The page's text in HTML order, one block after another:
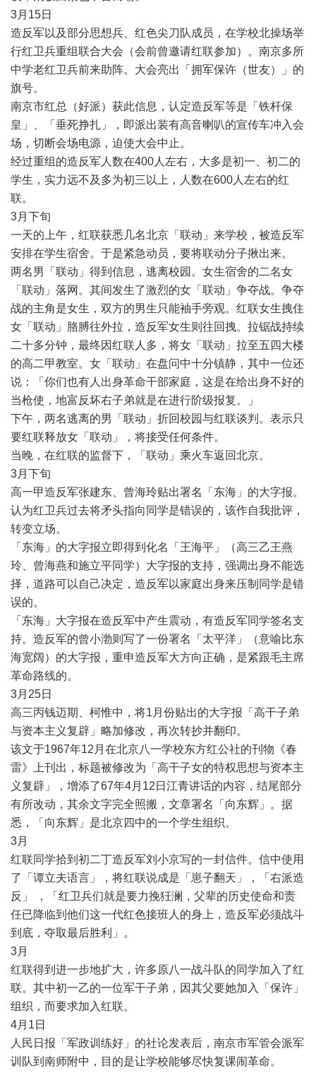
3月 15日
造反军以及部分思想兵、红色尖刀队成员，在学校北操场举
行红卫兵重组联合大会（会前曾邀请红联参加）。南京多所
中学老红卫兵前来助阵。大会亮出「拥军保许（世友）」的
旗号。
南京市红总（好派）获此信息，认定造反军等是「铁杆保
皇」、「垂死挣扎」，即派出装有高音喇叭的宣传车冲入会
场，切断会场电源，迫使大会中止。
经过重组的造反军人数在400 人左右，大多是初一、初二的
学生，实力远不及多为初三以上，人数在600 人左右的红
联。
3月下旬
一天的上午，红联获悉几名北京「联动」来学校，被造反军
安排在学生宿舍。于是紧急动员，要将联动分子揪出来。
两名男「联动」得到信息，逃离校园。女生宿舍的二名女
「联动」落网。其间发生了激烈的女「联动」争夺战。争夺
战的主角是女生，双方的男生只能袖手旁观。红联女生拽住
女「联动」胳膊往外拉，造反军女生则往回拽。拉锯战持续
二十多分钟，最终因红联人多，将女「联动」拉至五四大楼
的高二甲教室。女「联动」在盘问中十分镇静，其中一位还
说：「你们也有人出身革命干部家庭，这是在给出身不好的
当枪使，地富反坏右子弟就是在进行阶级报复。」
下午，两名逃离的男「联动」折回校园与红联谈判。表示只
要红联释放女「联动」，将接受任何条件。
当晚，在红联的监督下，「联动」乘火车返回北京。
3月下旬
高一甲造反军张建东、曾海玲贴出署名「东海」的大字报。
认为红卫兵过去将矛头指向同学是错误的，该作自我批评，
转变立场。
「东海」的大字报立即得到化名「王海平」（高三乙王燕
玲、曾海燕和施立平同学）大字报的支持，强调出身不能选
择，道路可以自己决定，造反军以家庭出身来压制同学是错
误的。
「东海」大字报在造反军中产生震动，有造反军同学签名支
持。造反军的曾小渤则写了一份署名「太平洋」（意喻比东
海宽阔）的大字报，重申造反军大方向正确，是紧跟毛主席
革命路线的。
3月 25日
高三丙钱迈期、柯惟中，将1 月份贴出的大字报「高干子弟
与资本主义复辟」略加修改，再次转抄并翻印。
该文于1967年12 月在北京八一学校东方红公社的刊物《春
雷》上刊出，标题被修改为「高干子女的特权思想与资本主
义复辟」，增添了67年4月 12 日江青讲话的内容，结尾部分
有所改动，其余文字完全照搬，文章署名「向东辉」。据
悉，「向东辉」是北京四中的一个学生组织。
3月
红联同学拾到初二丁造反军刘小京写的一封信件。信中使用
了「谭立夫语言」，将红联说成是「崽子翻天」，「右派造
反」
，「红卫兵们就是要力挽狅澜，父辈的历史使命和责
任已降临到他们这一代红色接班人的身上，造反军必须战斗
到底，夺取最后胜利」。
3月
红联得到进一步地扩大，许多原八一战斗队的同学加入了红
联。其中初一乙的一位军干子弟，因其父要她加入「保许」
组织，而要求加入红联。
4月 1 日
人民日报「军政训练好」的社论发表后，南京市军管会派军
训队到南师附中，目的是让学校能够尽快复课闹革命。